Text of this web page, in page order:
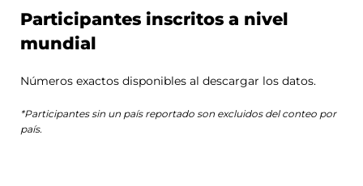
Participantes inscritos a nivel
mundial
Números exactos disponibles al descargar los datos.
*Participantes sin un país reportado son excluidos del conteo por
país.